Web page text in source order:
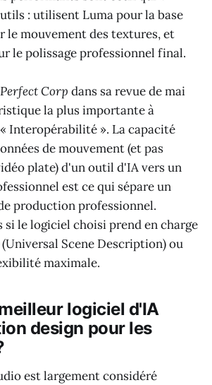
: utilisent Luma pour la base
le mouvement des textures, et
le polissage professionnel final.
Perfect Corp dans sa revue de mai
la plus importante à
Interopérabilité ». La capacité
de mouvement (et pas
plate) d'un outil d'IA vers un
est ce qui sépare un
production professionnel.
le logiciel choisi prend en charge
Scene Description) ou
maximale.
logiciel d'IA
design pour les
est largement considéré